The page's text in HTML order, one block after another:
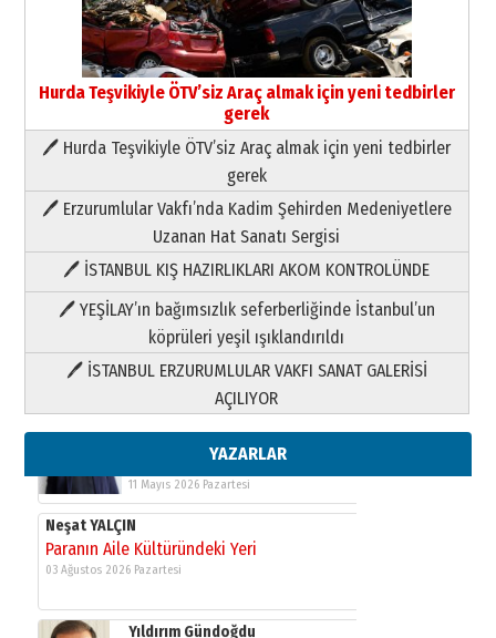
Hurda Teşvikiyle ÖTV’siz Araç almak için yeni tedbirler
gerek
🖊 Hurda Teşvikiyle ÖTV’siz Araç almak için yeni tedbirler
gerek
🖊 Erzurumlular Vakfı’nda Kadim Şehirden Medeniyetlere
Uzanan Hat Sanatı Sergisi
🖊 İSTANBUL KIŞ HAZIRLIKLARI AKOM KONTROLÜNDE
🖊 YEŞİLAY’ın bağımsızlık seferberliğinde İstanbul’un
köprüleri yeşil ışıklandırıldı
🖊 İSTANBUL ERZURUMLULAR VAKFI SANAT GALERİSİ
AÇILIYOR
YAZARLAR
Paranın Aile Kültüründeki Yeri
03 Ağustos 2026 Pazartesi
Yıldırım Gündoğdu
HAVVA’NIN ÜÇ KIZI
09 Temmuz 2026 Perşembe
Yusuf POLAT
Şampiyonluk Sebahattin Şirin’e
yazar
11 Mayıs 2026 Pazartesi
Neşat YALÇIN
Paranın Aile Kültüründeki Yeri
03 Ağustos 2026 Pazartesi
HAVVA’NIN ÜÇ KIZI